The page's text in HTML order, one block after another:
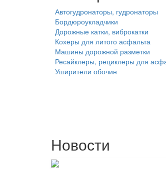
Автогудронаторы, гудронаторы
Бордюроукладчики
Дорожные катки, виброкатки
Кохеры для литого асфальта
Машины дорожной разметки
Ресайклеры, рециклеры для
Уширители обочин
Новости